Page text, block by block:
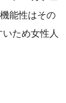
能性はその
ため女性人